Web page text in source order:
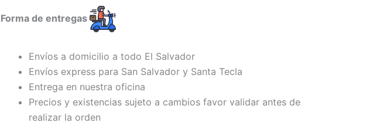
Forma de entregas
Envíos a domicilio a todo El Salvador
Envíos express para San Salvador y Santa Tecla
Entrega en nuestra oficina
Precios y existencias sujeto a cambios favor validar antes de
realizar la orden